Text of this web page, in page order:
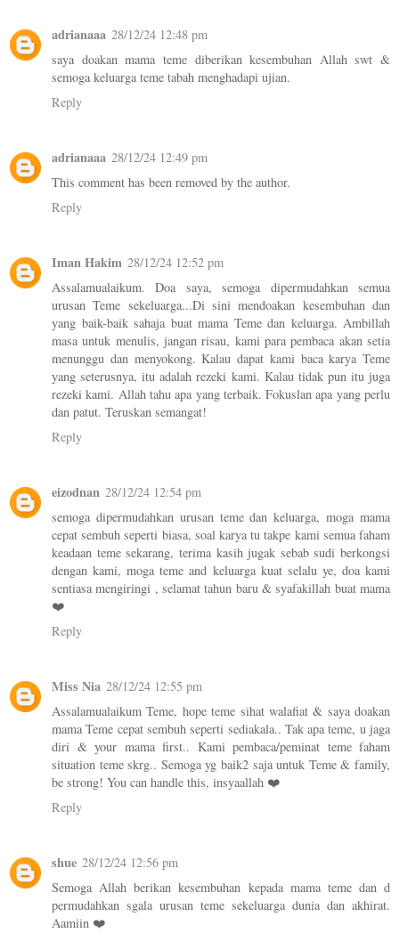
adrianaaa 28/12/24 12:48 pm
saya doakan mama teme diberikan kesembuhan Allah swt &
semoga keluarga teme tabah menghadapi ujian.
Reply
adrianaaa 28/12/24 12:49 pm
This comment has been removed by the author.
Reply
Iman Hakim 28/12/24 12:52 pm
Assalamualaikum. Doa saya, semoga dipermudahkan semua
urusan Teme sekeluarga...Di sini mendoakan kesembuhan dan
yang baik-baik sahaja buat mama Teme dan keluarga. Ambillah
masa untuk menulis, jangan risau, kami para pembaca akan setia
menunggu dan menyokong. Kalau dapat kami baca karya Teme
yang seterusnya, itu adalah rezeki kami. Kalau tidak pun itu juga
rezeki kami. Allah tahu apa yang terbaik. Fokuslan apa yang perlu
dan patut. Teruskan semangat!
Reply
eizodnan 28/12/24 12:54 pm
semoga dipermudahkan urusan teme dan keluarga, moga mama
cepat sembuh seperti biasa, soal karya tu takpe kami semua faham
keadaan teme sekarang, terima kasih jugak sebab sudi berkongsi
dengan kami, moga teme and keluarga kuat selalu ye, doa kami
sentiasa mengiringi , selamat tahun baru & syafakillah buat mama
❤️
Reply
Miss Nia 28/12/24 12:55 pm
Assalamualaikum Teme, hope teme sihat walafiat & saya doakan
mama Teme cepat sembuh seperti sediakala.. Tak apa teme, u jaga
diri & your mama first.. Kami pembaca/peminat teme faham
situation teme skrg.. Semoga yg baik2 saja untuk Teme & family,
be strong! You can handle this, insyaallah ❤️
Reply
shue 28/12/24 12:56 pm
Semoga Allah berikan kesembuhan kepada mama teme dan d
permudahkan sgala urusan teme sekeluarga dunia dan akhirat.
Aamiin ❤️